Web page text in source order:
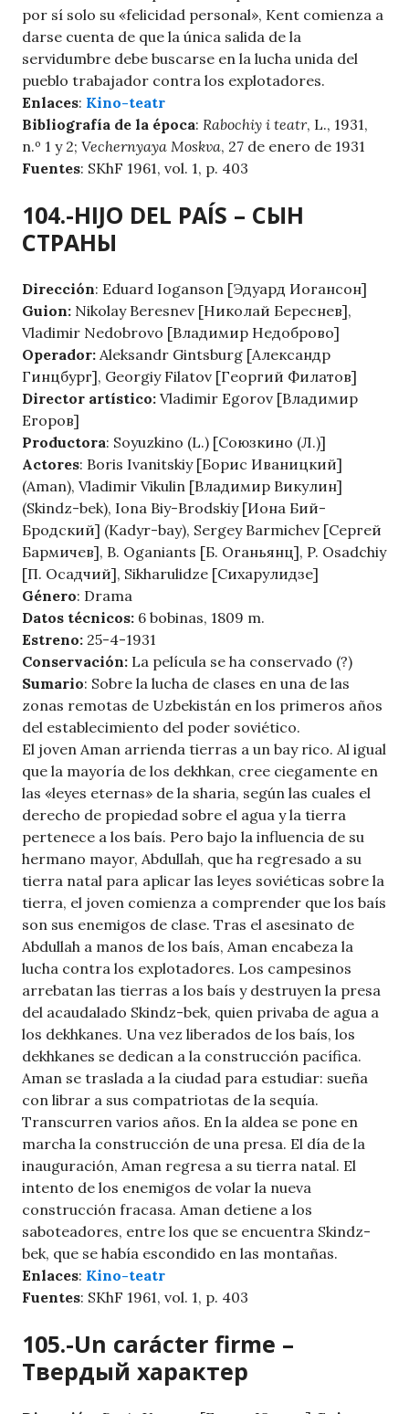
por sí solo su «felicidad personal», Kent comienza a
darse cuenta de que la única salida de la
servidumbre debe buscarse en la lucha unida del
pueblo trabajador contra los explotadores.
Enlaces: Kino-teatr
Bibliografía de la época: Rabochiy i teatr, L., 1931,
n.º 1 y 2; Vechernyaya Moskva, 27 de enero de 1931
Fuentes: SKhF 1961, vol. 1, p. 403
104.-HIJO DEL PAÍS – СЫН
СТРАНЫ
Dirección: Eduard Ioganson [Эдуард Иогансон]
Guion: Nikolay Beresnev [Николай Береснев],
Vladimir Nedobrovo [Владимир Недоброво]
Operador: Aleksandr Gintsburg [Александр
Гинцбург], Georgiy Filatov [Георгий Филатов]
Director artístico: Vladimir Egorov [Владимир
Егоров]
Productora: Soyuzkino (L.) [Союзкино (Л.)]
Actores: Boris Ivanitskiy [Борис Иваницкий]
(Aman), Vladimir Vikulin [Владимир Викулин]
(Skindz-bek), Iona Biy-Brodskiy [Иона Бий-
Бродский] (Kadyr-bay), Sergey Barmichev [Сергей
Бармичев], B. Oganiants [Б. Оганьянц], P. Osadchiy
[П. Осадчий], Sikharulidze [Сихарулидзе]
Género: Drama
Datos técnicos: 6 bobinas, 1809 m.
Estreno: 25-4-1931
Conservación: La película se ha conservado (?)
Sumario: Sobre la lucha de clases en una de las
zonas remotas de Uzbekistán en los primeros años
del establecimiento del poder soviético.
El joven Aman arrienda tierras a un bay rico. Al igual
que la mayoría de los dekhkan, cree ciegamente en
las «leyes eternas» de la sharia, según las cuales el
derecho de propiedad sobre el agua y la tierra
pertenece a los baís. Pero bajo la influencia de su
hermano mayor, Abdullah, que ha regresado a su
tierra natal para aplicar las leyes soviéticas sobre la
tierra, el joven comienza a comprender que los baís
son sus enemigos de clase. Tras el asesinato de
Abdullah a manos de los baís, Aman encabeza la
lucha contra los explotadores. Los campesinos
arrebatan las tierras a los baís y destruyen la presa
del acaudalado Skindz-bek, quien privaba de agua a
los dekhkanes. Una vez liberados de los baís, los
dekhkanes se dedican a la construcción pacífica.
Aman se traslada a la ciudad para estudiar: sueña
con librar a sus compatriotas de la sequía.
Transcurren varios años. En la aldea se pone en
marcha la construcción de una presa. El día de la
inauguración, Aman regresa a su tierra natal. El
intento de los enemigos de volar la nueva
construcción fracasa. Aman detiene a los
saboteadores, entre los que se encuentra Skindz-
bek, que se había escondido en las montañas.
Enlaces: Kino-teatr
Fuentes: SKhF 1961, vol. 1, p. 403
105.-Un carácter firme –
Твердый характер